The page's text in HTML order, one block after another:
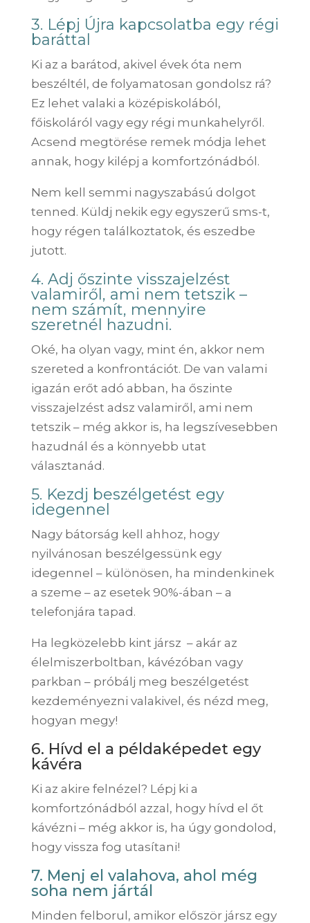
3. Lépj Újra kapcsolatba egy régi
baráttal
Ki az a barátod, akivel évek óta nem
beszéltél, de folyamatosan gondolsz rá?
Ez lehet valaki a középiskolából,
főiskoláról vagy egy régi munkahelyről.
Acsend megtörése remek módja lehet
annak, hogy kilépj a komfortzónádból.
Nem kell semmi nagyszabású dolgot
tenned. Küldj nekik egy egyszerű sms-t,
hogy régen találkoztatok, és eszedbe
jutott.
4. Adj őszinte visszajelzést
valamiről, ami nem tetszik –
nem számít, mennyire
szeretnél hazudni.
Oké, ha olyan vagy, mint én, akkor nem
szereted a konfrontációt. De van valami
igazán erőt adó abban, ha őszinte
visszajelzést adsz valamiről, ami nem
tetszik – még akkor is, ha legszívesebben
hazudnál és a könnyebb utat
választanád.
5. Kezdj beszélgetést egy
idegennel
Nagy bátorság kell ahhoz, hogy
nyilvánosan beszélgessünk egy
idegennel – különösen, ha mindenkinek
a szeme – az esetek 90%-ában – a
telefonjára tapad.
Ha legközelebb kint jársz – akár az
élelmiszerboltban, kávézóban vagy
parkban – próbálj meg beszélgetést
kezdeményezni valakivel, és nézd meg,
hogyan megy!
6. Hívd el a példaképedet egy
kávéra
Ki az akire felnézel? Lépj ki a
komfortzónádból azzal, hogy hívd el őt
kávézni – még akkor is, ha úgy gondolod,
hogy vissza fog utasítani!
7. Menj el valahova, ahol még
soha nem jártál
Minden felborul, amikor először jársz egy